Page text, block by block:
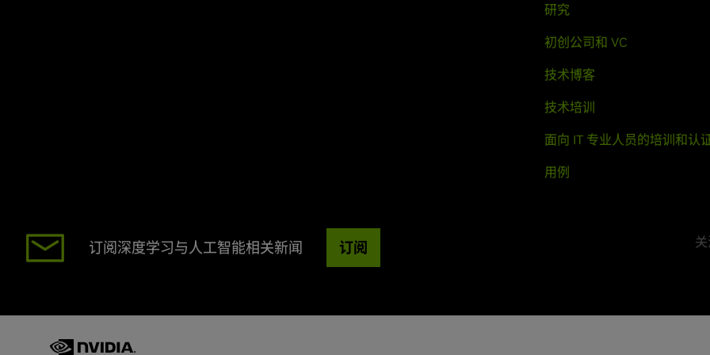
研究
初创公司和 VC
技术博客
技术培训
面向 IT 专业人员的培训和认
用例
订阅深度学习与人工智能相关新闻 订阅